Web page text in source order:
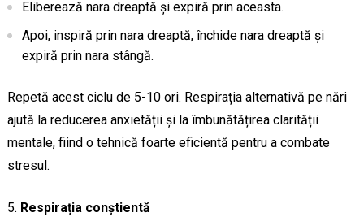
Eliberează nara dreaptă și expiră prin aceasta.
Apoi, inspiră prin nara dreaptă, închide nara dreaptă și
expiră prin nara stângă.
Repetă acest ciclu de 5-10 ori. Respirația alternativă pe nări
ajută la reducerea anxietății și la îmbunătățirea clarității
mentale, fiind o tehnică foarte eficientă pentru a combate
stresul.
Respirația conștientă